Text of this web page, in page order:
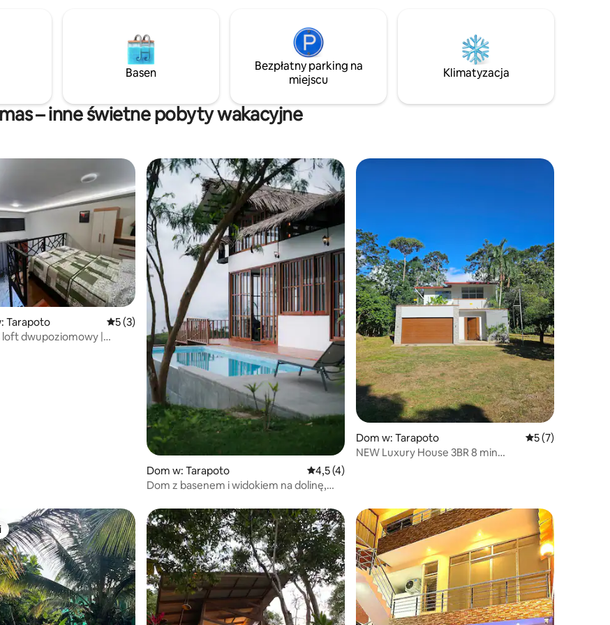
społecznością zajmującą się uprawą
kakao i kawy. Życie tutaj płynie w rytmie
rzeki Cumbaza, która zachęca do
orzeźwiających kąpieli i chwil relaksu.
wszystkie podstawowe udogodnienia, a
także klimatyzację, wentylatory, Wi-Fi,
Netflix, YouTube.
Basen
Bezpłatny parking na
miejscu
Klimatyzacja
– inne świetne pobyty wakacyjne
recenzji: 5
Tarapoto Średnia ocena: 5 na 5, liczba recenzji: 3
5 (3)
dwupoziomowy |
Dom w: Tarapoto Średnia ocena: 4,5 na 5, liczba recenzji: 4
4,5 (4)
Dom z basenem i widokiem na dolinę,
Dom w: Tarapoto Średnia ocena: 5
5 (7)
NEW Luxury House 3BR 8 min